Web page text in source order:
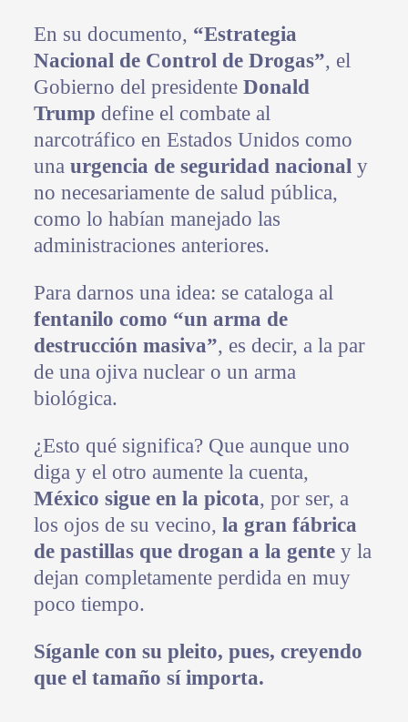
En su documento, “Estrategia
Nacional de Control de Drogas”, el
Gobierno del presidente Donald
Trump define el combate al
narcotráfico en Estados Unidos como
una urgencia de seguridad nacionaly
no necesariamente de salud pública,
como lo habían manejado las
administraciones anteriores.
Para darnos una idea: se cataloga al
fentanilo como “un arma de
destrucción masiva”, es decir, a la par
de una ojiva nuclear o un arma
biológica.
¿Esto qué significa? Que aunque uno
diga y el otro aumente la cuenta,
México sigue en la picota, por ser, a
los ojos de su vecino, la gran fábrica
de pastillas que drogan a la gentey la
dejan completamente perdida en muy
poco tiempo.
Síganle con su pleito, pues, creyendo
que el tamaño sí importa.